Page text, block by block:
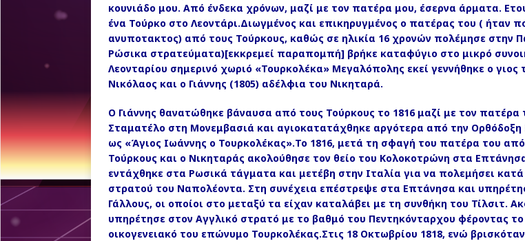
κουνιάδο μου. Από ένδεκα χρόνων, μαζί με τον πατέρα μου, έσερνα άρματα.
ένα Τούρκο στο Λεοντάρι.Διωγμένος και επικηρυγμένος ο πατέρας του ( ήταν
ανυποτακτος) από τους Τούρκους, καθώς σε ηλικία 16 χρονών πολέμησε στην
Ρώσικα στρατεύματα)[εκκρεμεί παραπομπή] βρήκε καταφύγιο στο μικρό
Λεονταρίου σημερινό χωριό «Τουρκολέκα» Μεγαλόπολης εκεί γεννήθηκε ο γιος
Νικόλαος και ο Γιάννης (1805) αδέλφια του Νικηταρά.
Ο Γιάννης θανατώθηκε βάναυσα από τους Τούρκους το 1816 μαζί με τον πατέρα
Σταματέλο στη Μονεμβασιά και αγιοκατατάχθηκε αργότερα από την Ορθόδοξη
ως «Άγιος Ιωάννης ο Τουρκολέκας».Το 1816, μετά τη σφαγή του πατέρα του
Τούρκους και ο Νικηταράς ακολούθησε τον θείο του Κολοκοτρώνη στα
εντάχθηκε στα Ρωσικά τάγματα και μετέβη στην Ιταλία για να πολεμήσει
στρατού του Ναπολέοντα. Στη συνέχεια επέστρεψε στα Επτάνησα και
Γάλλους, οι οποίοι στο μεταξύ τα είχαν καταλάβει με τη συνθήκη του Τίλσιτ.
υπηρέτησε στον Αγγλικό στρατό με το βαθμό του Πεντηκόνταρχου φέροντας το
οικογενειακό του επώνυμο Τουρκολέκας.Στις 18 Οκτωβρίου 1818, ενώ